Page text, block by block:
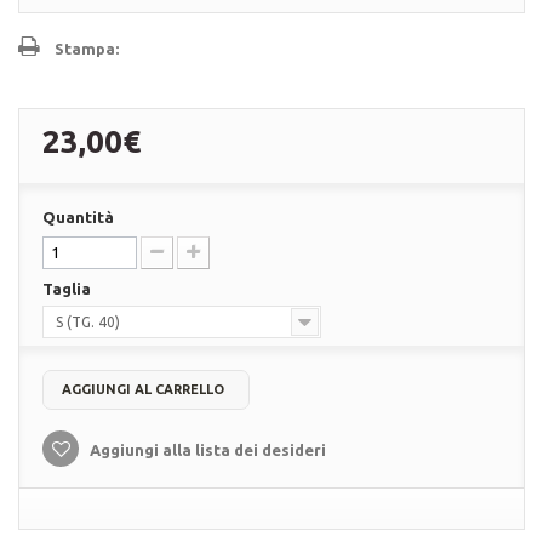
Stampa:
23,00€
Quantità
Taglia
S (TG. 40)
AGGIUNGI AL CARRELLO
Aggiungi alla lista dei desideri